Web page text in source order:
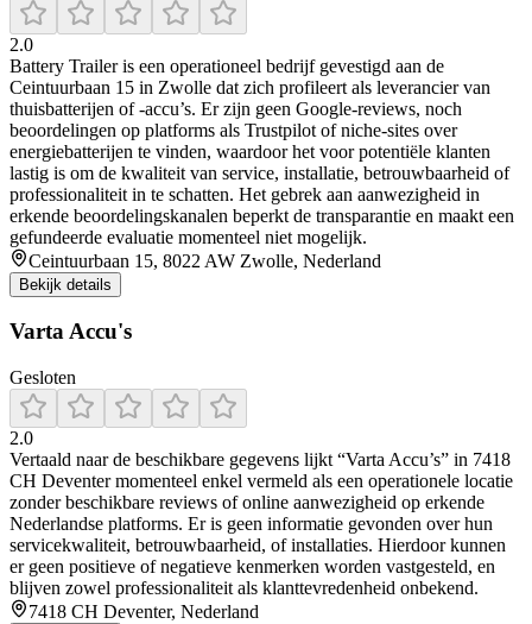
2.0
Battery Trailer is een operationeel bedrijf gevestigd aan de
Ceintuurbaan 15 in Zwolle dat zich profileert als leverancier van
thuisbatterijen of -accu’s. Er zijn geen Google-reviews, noch
beoordelingen op platforms als Trustpilot of niche-sites over
energiebatterijen te vinden, waardoor het voor potentiële klanten
lastig is om de kwaliteit van service, installatie, betrouwbaarheid of
professionaliteit in te schatten. Het gebrek aan aanwezigheid in
erkende beoordelingskanalen beperkt de transparantie en maakt een
gefundeerde evaluatie momenteel niet mogelijk.
Ceintuurbaan 15, 8022 AW Zwolle, Nederland
Bekijk details
Varta Accu's
Gesloten
2.0
Vertaald naar de beschikbare gegevens lijkt “Varta Accu’s” in 7418
CH Deventer momenteel enkel vermeld als een operationele locatie
zonder beschikbare reviews of online aanwezigheid op erkende
Nederlandse platforms. Er is geen informatie gevonden over hun
servicekwaliteit, betrouwbaarheid, of installaties. Hierdoor kunnen
er geen positieve of negatieve kenmerken worden vastgesteld, en
blijven zowel professionaliteit als klanttevredenheid onbekend.
7418 CH Deventer, Nederland